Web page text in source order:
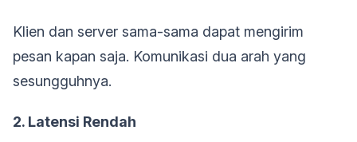
Klien dan server sama-sama dapat mengirim
pesan kapan saja. Komunikasi dua arah yang
sesungguhnya.
2. Latensi Rendah